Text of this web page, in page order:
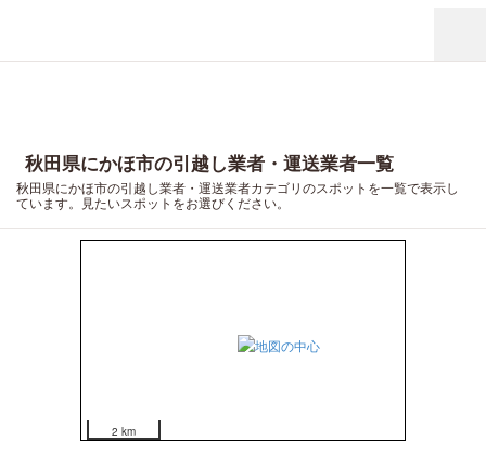
秋田県にかほ市の引越し業者・運送業者一覧
秋田県にかほ市の引越し業者・運送業者カテゴリのスポットを一覧で表示し
ています。見たいスポットをお選びください。
2
2 km